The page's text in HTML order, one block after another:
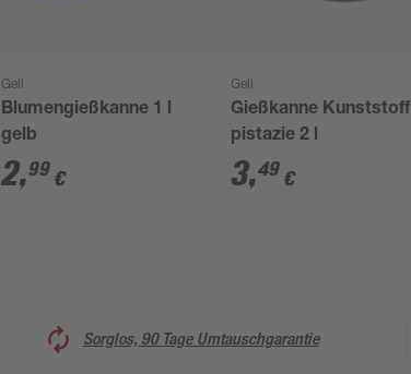
Geli
Blumengießkanne 1 l
gelb
2,99 €
Geli
Gießkanne Kunststoff
pistazie 2 l
3,49 €
Sorglos, 90 Tage Umtauschgarantie